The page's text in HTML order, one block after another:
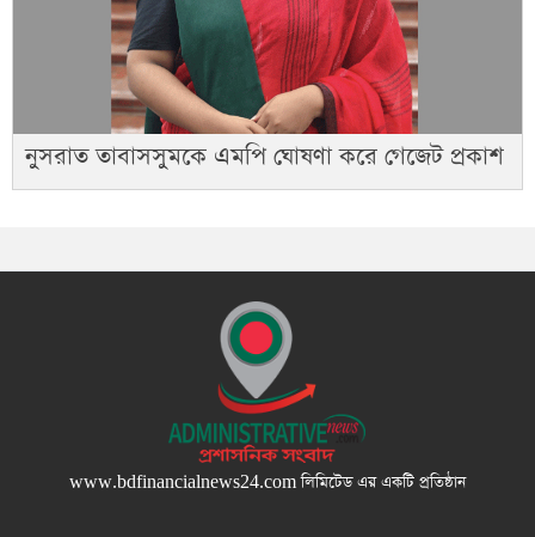
নুসরাত তাবাসসুমকে এমপি ঘোষণা করে গেজেট প্রকাশ
www.bdfinancialnews24.comলিমিটেড এর একটি প্রতিষ্ঠান